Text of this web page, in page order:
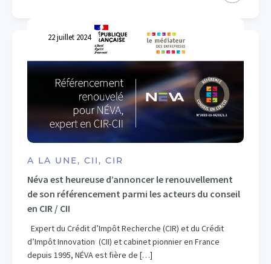
22 juillet 2024
A LA UNE, CII, CIR
Néva est heureuse d’annoncer le renouvellement
de son référencement parmi les acteurs du conseil
en CIR / CII
Expert du Crédit d’Impôt Recherche (CIR) et du Crédit
d’Impôt Innovation (CII) et cabinet pionnier en France
depuis 1995, NÉVA est fière de […]